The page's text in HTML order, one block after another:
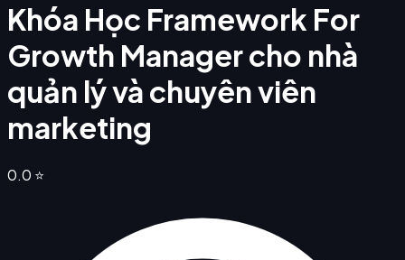
Khóa Học Framework For
Growth Manager cho nhà
quản lý và chuyên viên
marketing
0.0 ⭐